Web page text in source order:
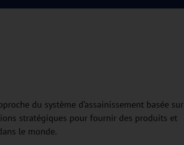
du système d’assainissement basée sur
stratégiques pour fournir des produits et
le monde.